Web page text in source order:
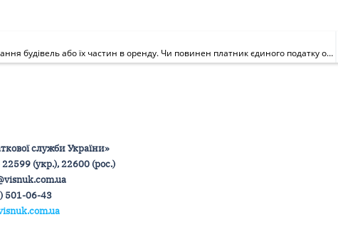
Підприємство працює на спрощеній системі оподаткування, й одним із видів його діяльності є здавання будівель або їх частин в оренду. Чи повинен платник єдиного податку оподатковувати земельним податком земельні ділянки під зданими в оренду будівлями або їх частинами?
служби України»
(укр.), 22600 (рос.)
501-06-43